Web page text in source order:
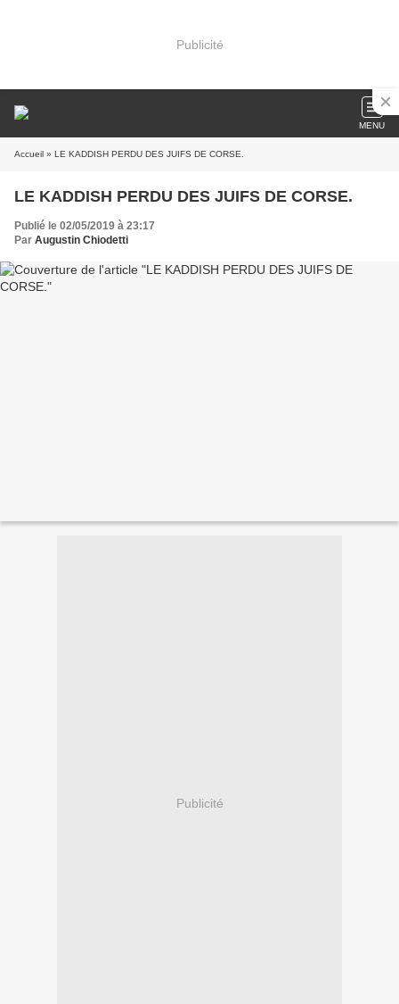
Publicité
MENU
Accueil » LE KADDISH PERDU DES JUIFS DE CORSE.
LE KADDISH PERDU DES JUIFS DE CORSE.
Publié le 02/05/2019 à 23:17
Par Augustin Chiodetti
Publicité